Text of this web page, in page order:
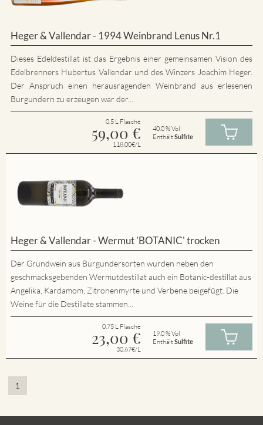
Heger & Vallendar - 1994 Weinbrand Lenus Nr.1
Dieses Edeldestillat ist das Ergebnis einer gemeinsamen Vision des
Edelbrenners Hubertus Vallendar und des Winzers Joachim Heger.
Der Anspruch einen herausragenden Weinbrand aus erlesenen
Burgundern zu erzeugen war der...
0.5 L Flasche
59,00 €
118.00€/L
40.0 % Vol
EnthältSulfite
Heger & Vallendar - Wermut 'BOTANIC' trocken
Der Grundwein aus Burgundersorten wurden neben den
geschmacksgebenden Wermutdestillat auch ein Botanic-destillat aus
Angelika, Kardamom, Zitronenmyrte und Verbene beigefügt. Die
Weine für die Destillate stammen...
0.75 L Flasche
23,00 €
30.67€/L
19.0 % Vol
EnthältSulfite
1